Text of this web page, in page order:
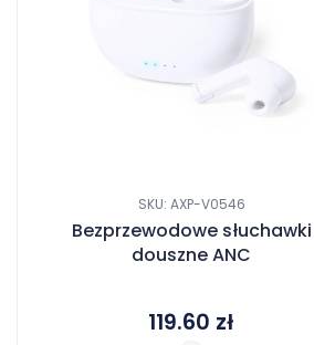
SKU: AXP-V0546
Bezprzewodowe słuchawki
douszne ANC
119.60 zł